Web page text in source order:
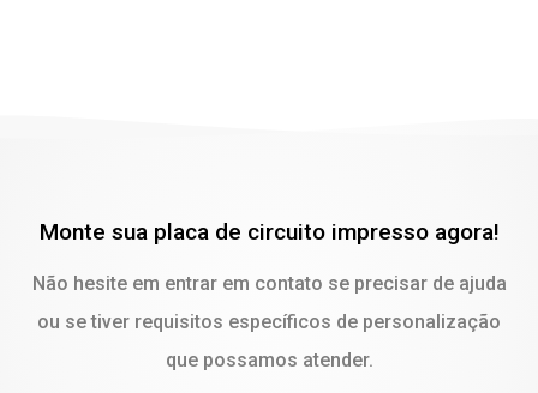
Monte sua placa de circuito impresso agora!
Não hesite em entrar em contato se precisar de ajuda
ou se tiver requisitos específicos de personalização
que possamos atender.